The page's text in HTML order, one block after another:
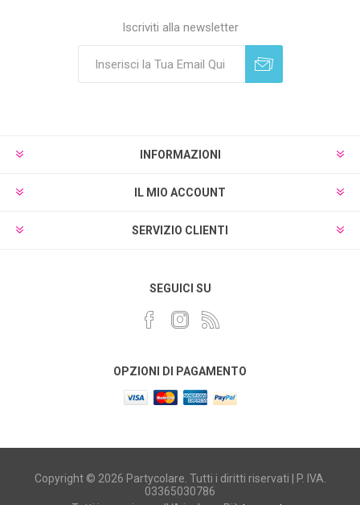
Iscriviti alla newsletter
INFORMAZIONI
IL MIO ACCOUNT
SERVIZIO CLIENTI
SEGUICI SU
OPZIONI DI PAGAMENTO
Copyright © 2026 Partycolare. Tutti i diritti riservati | P. IVA.
03365030786